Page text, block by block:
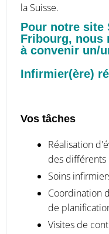
la Suisse.
Pour notre site
Fribourg, nous
à convenir un/
Infirmier(ère)
Vos tâches
Réalisation
des différents
Soins
Coordination
de
Visites de